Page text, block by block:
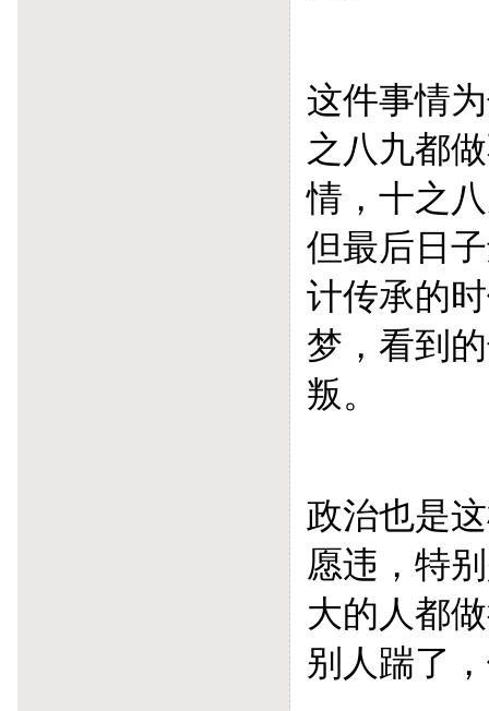
这件事情
之八九都
情，十之
但最后日
计传承的
梦，看到
叛。
政治也是
愿违，特
大的人都
别人踹了